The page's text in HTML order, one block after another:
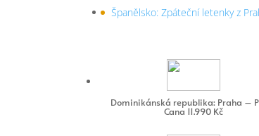
Španělsko: Zpáteční letenky z
Dominikánská republika: Praha –
Cana 11.990 Kč